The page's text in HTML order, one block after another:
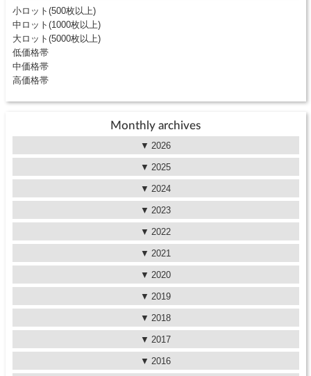
小ロット(500枚以上)
中ロット(1000枚以上)
大ロット(5000枚以上)
低価格帯
中価格帯
高価格帯
Monthly archives
2026
2025
2024
2023
2022
2021
2020
2019
2018
2017
2016